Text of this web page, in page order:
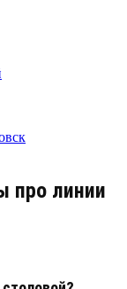
про линии